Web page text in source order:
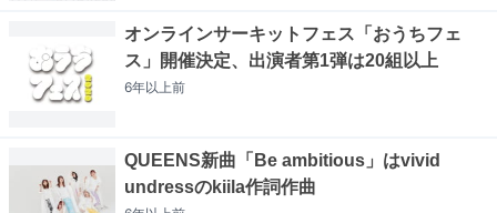
オンラインサーキットフェス「おうちフェ
ス」開催決定、出演者第1弾は20組以上
6年以上前
QUEENS新曲「Be ambitious」はvivid
undressのkiila作詞作曲